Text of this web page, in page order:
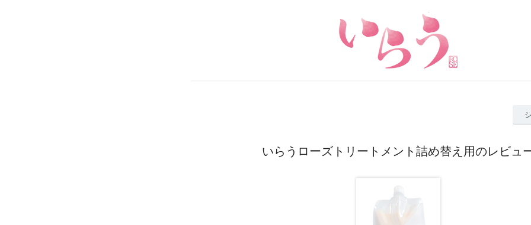
いらうローズトリートメント詰め替え用のレビュ